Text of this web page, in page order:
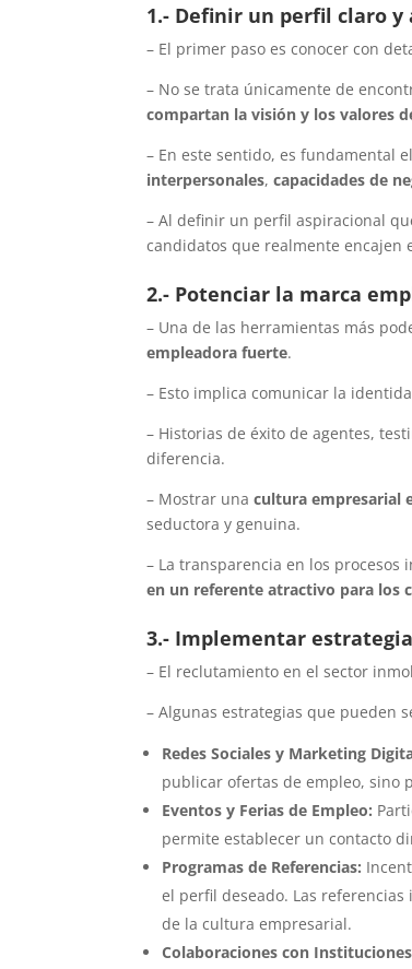
1.- Definir un perfil claro y
– El primer paso es conocer con
– No se trata únicamente de
compartan la visión y los valores
– En este sentido, es fundamental
interpersonales,capacidades de
– Al definir un perfil aspiracional
candidatos que realmente encajen
2.- Potenciar la marca
– Una de las herramientas más
empleadora fuerte.
– Esto implica comunicar la
– Historias de éxito de agentes,
diferencia.
– Mostrar unacultura empresarial
seductora y genuina.
– La transparencia en los
en un referente atractivo para los
3.- Implementar
– El reclutamiento en el sector
– Algunas estrategias que pueden
Redes Sociales y Marketing
publicar ofertas de empleo, sino
Eventos y Ferias de Empleo:
permite establecer un contacto
Programas de Referencias:
el perfil deseado. Las
de la cultura empresarial.
Colaboraciones con